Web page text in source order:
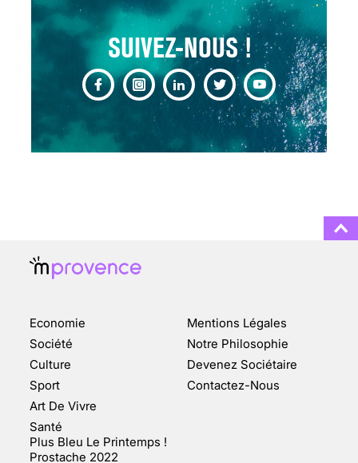
SUIVEZ-NOUS !
CHANGEMENT DE SEXE :
DES DEMANDES
TOUJOURS PLUS
FAIT SURFACE À
MARSEILLE (1/5)
10 jan 2022
Economie
Société
Culture
Sport
Art De Vivre
Santé
Plus Bleu Le Printemps !
Prostache 2022
Mentions Légales
Notre Philosophie
Devenez Sociétaire
Contactez-Nous